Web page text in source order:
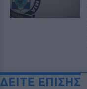
ΔΕΙΤΕ ΕΠΙΣΗΣ